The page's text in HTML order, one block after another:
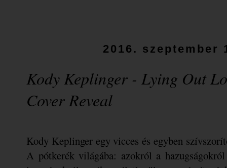
2016. szeptember
Kody Keplinger - Lying Out
Cover Reveal
Kody Keplinger egy vicces és egyben
A pótkerék világába: azokról a